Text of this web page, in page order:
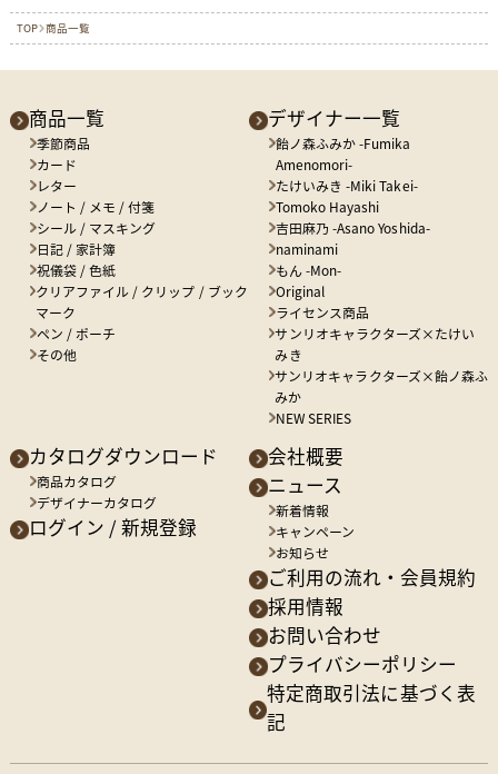
TOP 商品一覧
商品一覧
季節商品
カード
レター
ノート / メモ / 付箋
シール / マスキング
日記 / 家計簿
祝儀袋 / 色紙
クリアファイル / クリップ / ブック
マーク
ペン / ポーチ
その他
デザイナー一覧
飴ノ森ふみか -Fumika
Amenomori-
たけいみき -Miki Takei-
Tomoko Hayashi
吉田麻乃 -Asano Yoshida-
naminami
もん -Mon-
Original
ライセンス商品
サンリオキャラクターズ×たけい
みき
サンリオキャラクターズ×飴ノ森ふ
みか
NEW SERIES
カタログダウンロード
商品カタログ
デザイナーカタログ
ログイン / 新規登録
会社概要
ニュース
新着情報
キャンペーン
お知らせ
ご利用の流れ・会員規約
採用情報
お問い合わせ
プライバシーポリシー
特定商取引法に基づく表
記